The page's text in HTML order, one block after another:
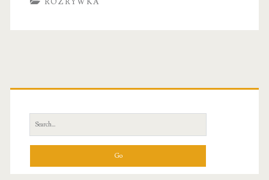
Primary
Sidebar
Search
for: